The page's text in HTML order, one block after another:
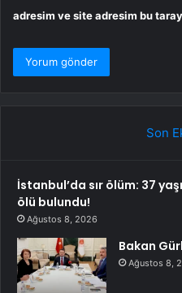
adresim ve site adresim bu
Son
İstanbul’da sır ölüm: 37
ölü bulundu!
Ağustos 8, 2026
Bakan
Ağustos 8,